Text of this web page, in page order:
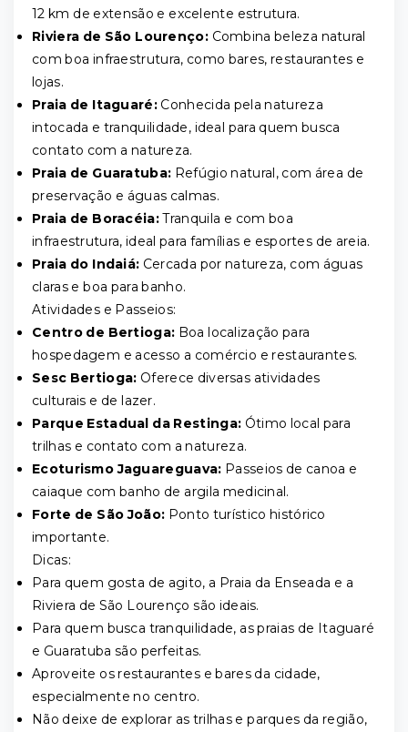
12 km de extensão e excelente estrutura.
Riviera de São Lourenço:Combina beleza natural
com boa infraestrutura, como bares, restaurantes e
lojas.
Praia de Itaguaré:Conhecida pela natureza
intocada e tranquilidade, ideal para quem busca
contato com a natureza.
Praia de Guaratuba: Refúgio natural, com área de
preservação e águas calmas.
Praia de Boracéia:Tranquila e com boa
infraestrutura, ideal para famílias e esportes de areia.
Praia do Indaiá: Cercada por natureza, com águas
claras e boa para banho.
Atividades e Passeios:
Centro de Bertioga: Boa localização para
hospedagem e acesso a comércio e restaurantes.
Sesc Bertioga: Oferece diversas atividades
culturais e de lazer.
Parque Estadual da Restinga: Ótimo local para
trilhas e contato com a natureza.
Ecoturismo Jaguareguava: Passeios de canoa e
caiaque com banho de argila medicinal.
Forte de São João: Ponto turístico histórico
importante.
Dicas:
Para quem gosta de agito, a Praia da Enseada e a
Riviera de São Lourenço são ideais.
Para quem busca tranquilidade, as praias de Itaguaré
e Guaratuba são perfeitas.
Aproveite os restaurantes e bares da cidade,
especialmente no centro.
Não deixe de explorar as trilhas e parques da região,